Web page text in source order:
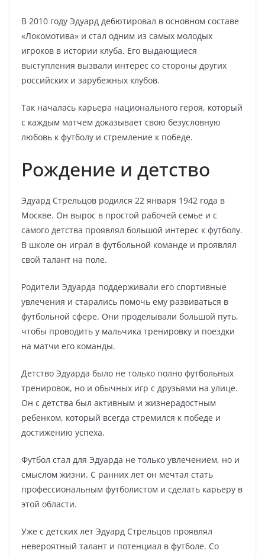
В 2010 году Эдуард дебютировал в основном составе
«Локомотива» и стал одним из самых молодых
игроков в истории клуба. Его выдающиеся
выступления вызвали интерес со стороны других
российских и зарубежных клубов.
Так началась карьера национального героя, который
с каждым матчем доказывает свою безусловную
любовь к футболу и стремление к победе.
Рождение и детство
Эдуард Стрельцов родился 22 января 1942 года в
Москве. Он вырос в простой рабочей семье и с
самого детства проявлял большой интерес к футболу.
В школе он играл в футбольной команде и проявлял
свой талант на поле.
Родители Эдуарда поддерживали его спортивные
увлечения и старались помочь ему развиваться в
футбольной сфере. Они проделывали большой путь,
чтобы проводить у мальчика тренировку и поездки
на матчи его команды.
Детство Эдуарда было не только полно футбольных
тренировок, но и обычных игр с друзьями на улице.
Он с детства был активным и жизнерадостным
ребенком, который всегда стремился к победе и
достижению успеха.
Футбол стал для Эдуарда не только увлечением, но и
смыслом жизни. С ранних лет он мечтал стать
профессиональным футболистом и сделать карьеру в
этой области.
Уже с детских лет Эдуард Стрельцов проявлял
невероятный талант и потенциал в футболе. Со